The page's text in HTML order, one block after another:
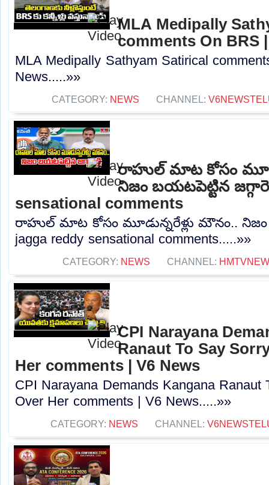
MLA Medipally
comments On BRS
MLA Medipally Sathyam Satirical
News.....»»
CATEGORY: NEWS CHANNEL:
రాహుల్ మాట కోసం
నిజం బయటపెట్టిన
sensational comments
రాహుల్ మాట కోసం మూడున్నరేళ్లు మౌనం.. నిజం
jagga reddy sensational comments.....»»
CATEGORY: NEWS CHANNEL:
CPI Narayana
Ranaut To Say
Her comments | V6 News
CPI Narayana Demands Kangana Ranaut
Over Her comments | V6 News.....»»
CATEGORY: NEWS CHANNEL: